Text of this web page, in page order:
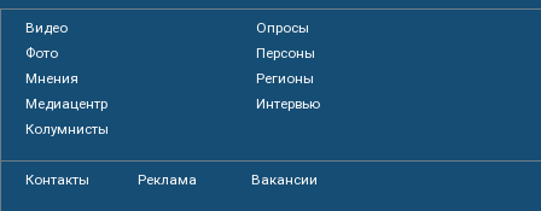
Видео
Опросы
Фото
Персоны
Мнения
Регионы
Медиацентр
Интервью
Колумнисты
Контакты Реклама Вакансии